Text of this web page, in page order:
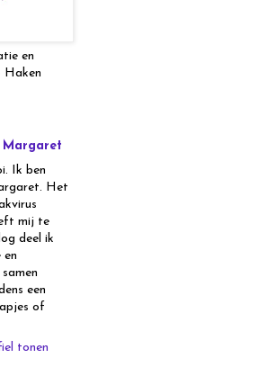
en
Haken
Margaret
Ik ben
Het
mij te
deel ik
en
een
of
tonen